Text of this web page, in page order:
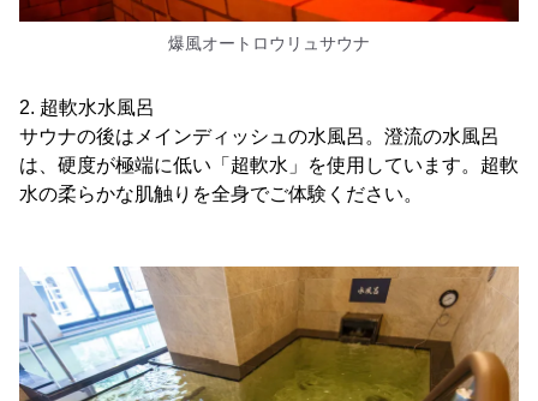
爆風オートロウリュサウナ
2. 超軟水水風呂
サウナの後はメインディッシュの水風呂。澄流の水風呂
は、硬度が極端に低い「超軟水」を使用しています。超軟
水の柔らかな肌触りを全身でご体験ください。